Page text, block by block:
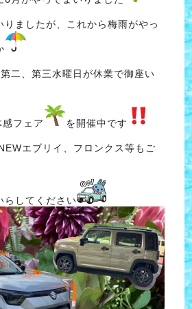
りましたが、これから梅雨がやっ
二、第三水曜日が休業で御座い
フェア を開催中です
エブリイ、フロンクス等もご
らしてください